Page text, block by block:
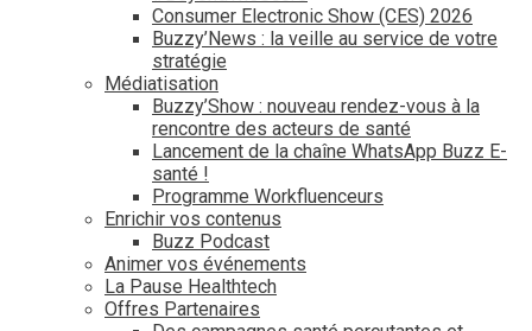
Consumer Electronic Show (CES) 2026
Buzzy’News : la veille au service de votre
stratégie
Médiatisation
Buzzy’Show : nouveau rendez-vous à la
rencontre des acteurs de santé
Lancement de la chaîne WhatsApp Buzz E-
santé !
Programme Workfluenceurs
Enrichir vos contenus
Buzz Podcast
Animer vos événements
La Pause Healthtech
Offres Partenaires